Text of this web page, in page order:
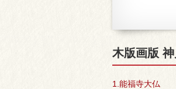
木版画版
1.能福寺大仏